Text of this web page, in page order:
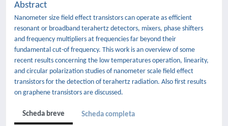
Abstract
Nanometer size field effect transistors can operate as efficient
resonant or broadband terahertz detectors, mixers, phase shifters
and frequency multipliers at frequencies far beyond their
fundamental cut-of frequency. This work is an overview of some
recent results concerning the low temperatures operation, linearity,
and circular polarization studies of nanometer scale field effect
transistors for the detection of terahertz radiation. Also first results
on graphene transistors are discussed.
Scheda breve Scheda completa